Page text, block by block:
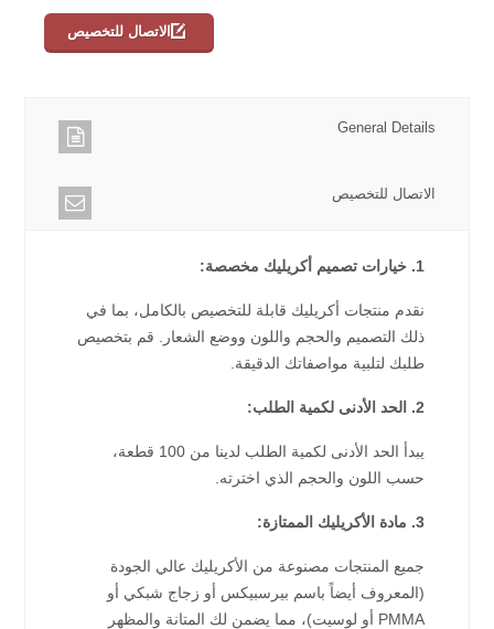
الاتصال للتخصيص
General Details
الاتصال للتخصيص
1. خيارات تصميم أكريليك مخصصة:
نقدم منتجات أكريليك قابلة للتخصيص بالكامل، بما في
ذلك التصميم والحجم واللون ووضع الشعار. قم بتخصيص
طلبك لتلبية مواصفاتك الدقيقة.
2. الحد الأدنى لكمية الطلب:
يبدأ الحد الأدنى لكمية الطلب لدينا من 100 قطعة،
حسب اللون والحجم الذي اخترته.
3. مادة الأكريليك الممتازة:
جميع المنتجات مصنوعة من الأكريليك عالي الجودة
(المعروف أيضاً باسم بيرسبيكس أو زجاج شبكي أو
PMMA أو لوسيت)، مما يضمن لك المتانة والمظهر